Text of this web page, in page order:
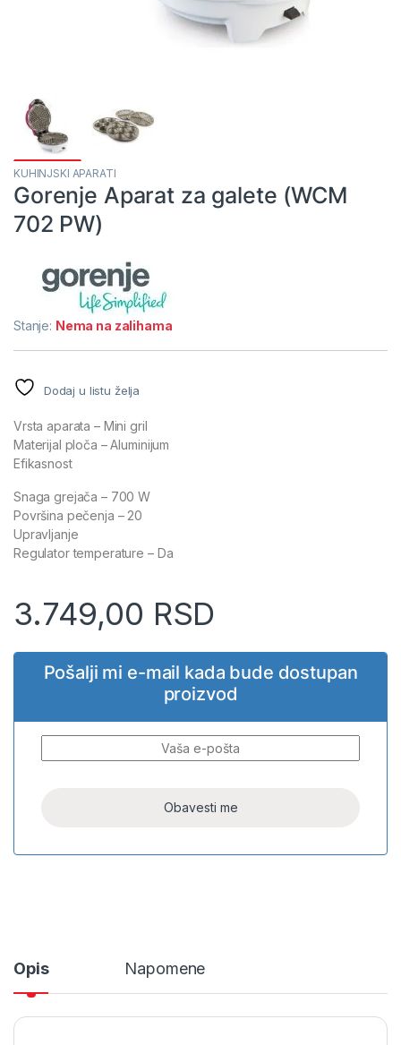
KUHINJSKI APARATI
Gorenje Aparat za galete (WCM
702 PW)
Stanje: Nema na zalihama
Dodaj u listu želja
Vrsta aparata – Mini gril
Materijal ploča – Aluminijum
Efikasnost
Snaga grejača – 700 W
Površina pečenja – 20
Upravljanje
Regulator temperature – Da
3.749,00 RSD
Pošalji mi e-mail kada bude dostupan
proizvod
Opis Napomene